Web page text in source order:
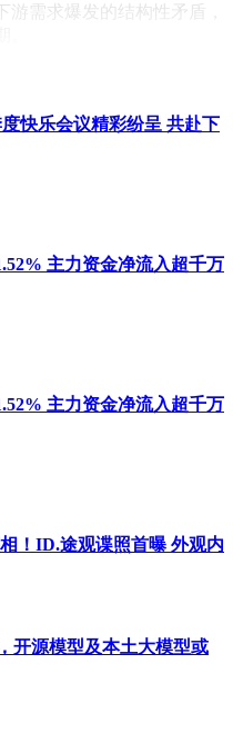
游需求爆发的结构性矛盾，
快乐会议精彩纷呈 共赴下
主力资金净流入超千万
主力资金净流入超千万
！ID.途观谍照首曝 外观内
开源模型及本土大模型或